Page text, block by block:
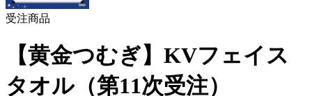
受注商品
【黄金つむぎ】KVフェイス
タオル（第11次受注）